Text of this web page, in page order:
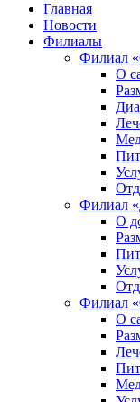
Главная
Новости
Филиалы
Филиал
О
Филиал
О
Филиал
О